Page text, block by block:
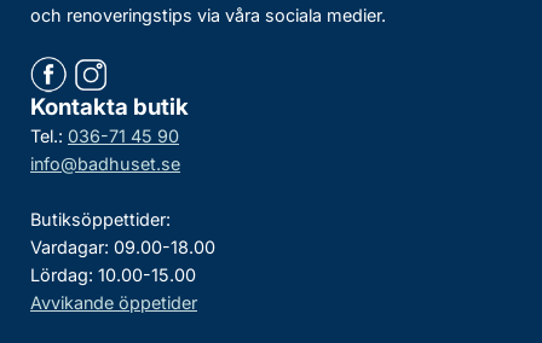
och renoveringstips via våra sociala medier.
Kontakta butik
Tel.: 036-71 45 90
info@badhuset.se
Butiksöppettider:
Vardagar: 09.00-18.00
Lördag: 10.00-15.00
Avvikande öppetider